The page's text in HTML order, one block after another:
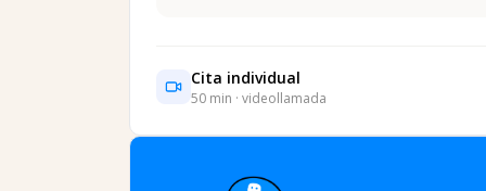
Cita individual
50 min · videollamada